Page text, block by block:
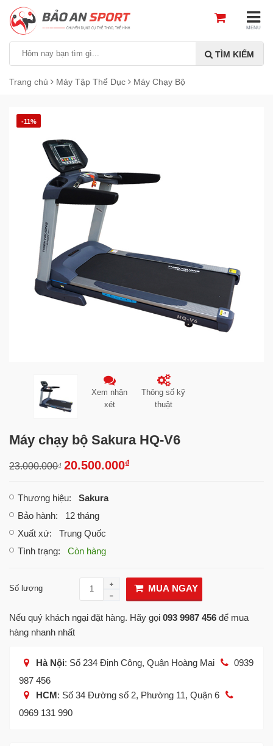
MENU
TÌM KIẾM
Trang chủ Máy Tập Thể Dục Máy Chạy Bộ
-11%
Xem nhận
xét
Thông số kỹ
thuật
Máy chạy bộ Sakura HQ-V6
23.000.000₫ 20.500.000₫
Thương hiệu: Sakura
Bảo hành: 12 tháng
Xuất xứ: Trung Quốc
Tình trạng: Còn hàng
Số lượng MUA NGAY
Nếu quý khách ngại đặt hàng. Hãy gọi 093 9987 456 để mua
hàng nhanh nhất
Hà Nội: Số 234 Định Công, Quận Hoàng Mai
0939
987 456
HCM: Số 34 Đường số 2, Phường 11, Quận 6
0969 131 990